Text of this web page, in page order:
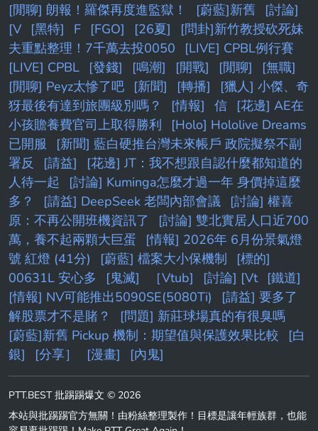
[閒聊] 朗報！羅傑再度進監獄！
[蔚藍]新舊
[討論]
[V
[黑特] F [FGO] [26夏]
[問卦]新竹教授砍死妹
夫重點整理！7千萬去投0050
[LIVE] CPBL例行賽
[LIVE] CPBL
[發錢] [鳴潮] [開戰] [閒聊]
[無職]
[閒聊] Peyz太慘了吧
[新聞] [轉播]
[獵人] 小傑、奇
犽最後有達到旅團級別嗎？
[情報] 信
[花邊] AE在
小孩贍養費官司上取得勝利
[Holo] Hololive Dreams
已開服
[新聞] 藍白硬推台灣未來帳戶 政院擬祭不副
署反
[請益]
[花邊] JT：我不想跟自認什麼都知道的
人待一起
[討論] Kuminga怎麼才過一年 身價掉這麼
多？
[請益] DeepSeek 老闆內部會議
[討論] 權喜
原：不再公開班機資訊了
[討論] 雙北實居人口近700
萬，養不起兩顆大巨蛋
[情報] 2026年 6月份景氣燈
號 紅燈 (41分)
[蔚藍] 檔案大小保機制
[標的]
00631L 安心多
[鬼滅] ［Vtub] [討論] [Vt
[鐵道]
[情報] NV可能推出5090SE(5080Ti)
[請益] 要多了
解股票才不是賭？
[問題] 新莊球場真的有很臭嗎
[蔚藍]新舊 Pickup 機制：期望值與保護效果比較
[白
銀]
[分享］ [漫畫] [內鬼]
PTT.BEST 批踢踢爆文 © 2026
本站與批踢踢官方無關！由粉絲整理製作！目標是讓年輕族群，也能